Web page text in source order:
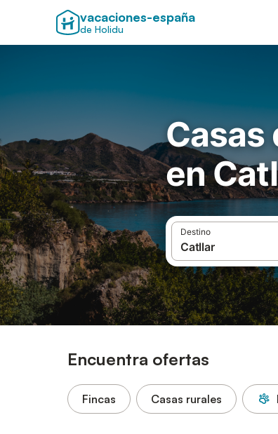
vacaciones-españa
de Holidu
Casas
en
Destino
Encuentra ofertas
Fincas Casas rurales